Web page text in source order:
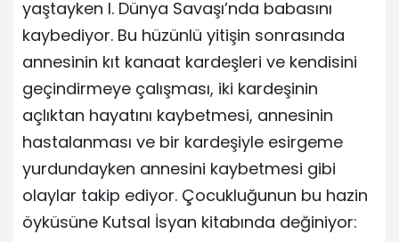
yaştayken I. Dünya Savaşı’nda babasını
kaybediyor. Bu hüzünlü yitişin sonrasında
annesinin kıt kanaat kardeşleri ve kendisini
geçindirmeye çalışması, iki kardeşinin
açlıktan hayatını kaybetmesi, annesinin
hastalanması ve bir kardeşiyle esirgeme
yurdundayken annesini kaybetmesi gibi
olaylar takip ediyor. Çocukluğunun bu hazin
öyküsüne Kutsal İsyan kitabında değiniyor: